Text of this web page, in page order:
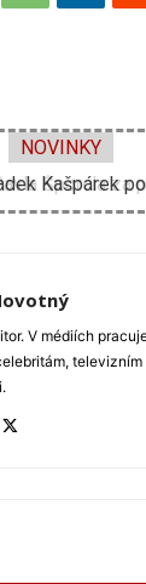
NOVINKY
Kašpárek
V médiích